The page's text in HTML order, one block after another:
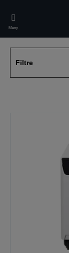
main
content
Meny
Filtre